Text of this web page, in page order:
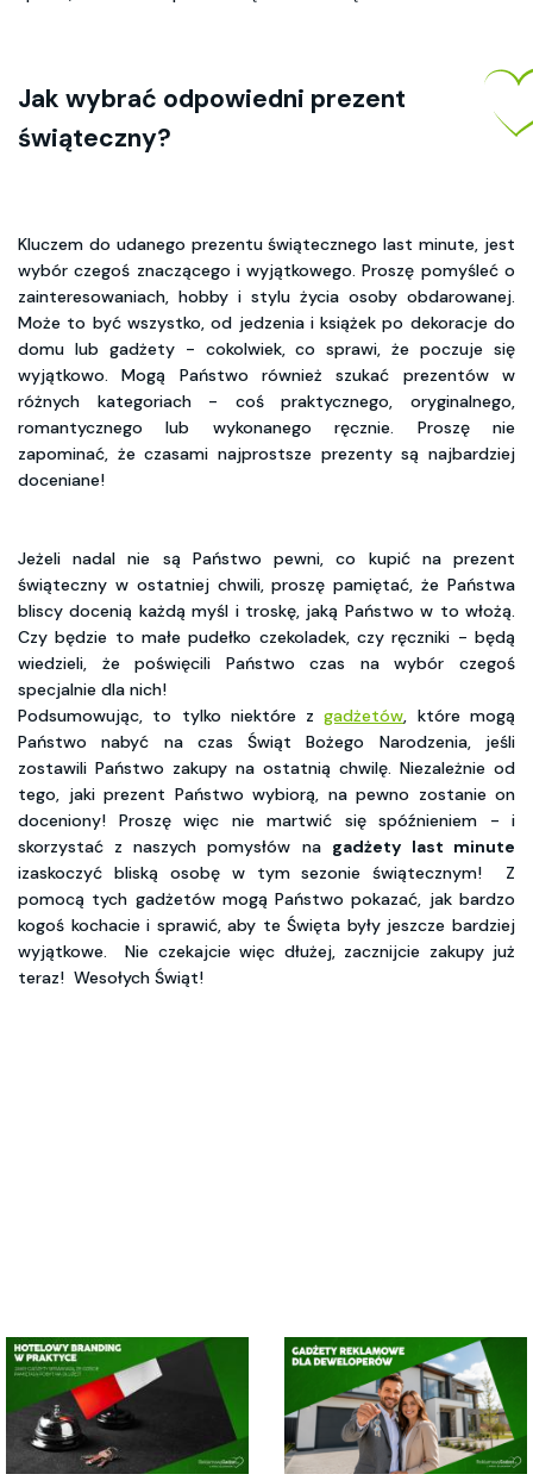
Jak wybrać odpowiedni prezent
świąteczny?
Kluczem do udanego prezentu świątecznego last minute, jest
wybór czegoś znaczącego i wyjątkowego. Proszę pomyśleć o
zainteresowaniach, hobby i stylu życia osoby obdarowanej.
Może to być wszystko, od jedzenia i książek po dekoracje do
domu lub gadżety - cokolwiek, co sprawi, że poczuje się
wyjątkowo. Mogą Państwo również szukać prezentów w
różnych kategoriach - coś praktycznego, oryginalnego,
romantycznego lub wykonanego ręcznie. Proszę nie
zapominać, że czasami najprostsze prezenty są najbardziej
doceniane!
Jeżeli nadal nie są Państwo pewni, co kupić na prezent
świąteczny w ostatniej chwili, proszę pamiętać, że Państwa
bliscy docenią każdą myśl i troskę, jaką Państwo w to włożą.
Czy będzie to małe pudełko czekoladek, czy ręczniki - będą
wiedzieli, że poświęcili Państwo czas na wybór czegoś
specjalnie dla nich!
Podsumowując, to tylko niektóre zgadżetów, które mogą
Państwo nabyć na czas Świąt Bożego Narodzenia, jeśli
zostawili Państwo zakupy na ostatnią chwilę. Niezależnie od
tego, jaki prezent Państwo wybiorą, na pewno zostanie on
doceniony! Proszę więc nie martwić się spóźnieniem - i
skorzystać z naszych pomysłów na gadżety last minute
izaskoczyć bliską osobę w tym sezonie świątecznym! Z
pomocą tych gadżetów mogą Państwo pokazać, jak bardzo
kogoś kochacie i sprawić, aby te Święta były jeszcze bardziej
wyjątkowe. Nie czekajcie więc dłużej, zacznijcie zakupy już
teraz! Wesołych Świąt!